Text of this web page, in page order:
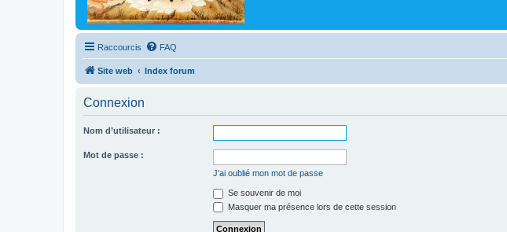
Raccourcis FAQ
Site web Index forum
Connexion
Nom d’utilisateur :
Mot de passe :
J’ai oublié mon mot de passe
Se souvenir de moi
Masquer ma présence lors de cette session